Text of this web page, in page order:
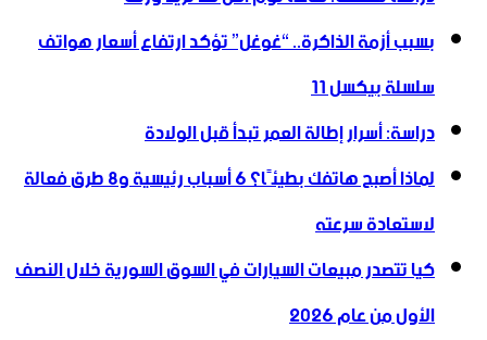
بسبب أزمة الذاكرة.. “غوغل” تؤكد ارتفاع أسعار هواتف
سلسلة بيكسل 11
دراسة: أسرار إطالة العمر تبدأ قبل الولادة
لماذا أصبح هاتفك بطيئًا؟ 6 أسباب رئيسية و8 طرق فعالة
لاستعادة سرعته
كيا تتصدر مبيعات السيارات في السوق السورية خلال النصف
الأول من عام 2026